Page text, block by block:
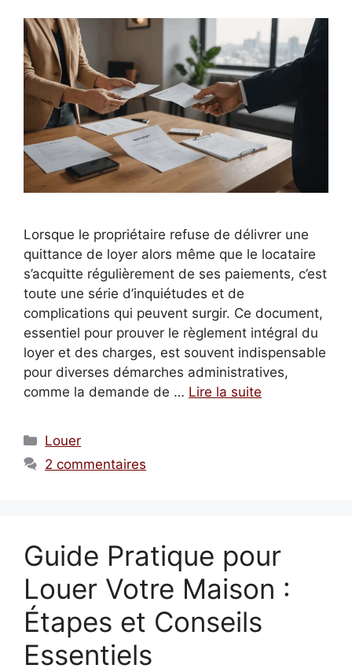
Lorsque le propriétaire refuse de délivrer une
quittance de loyer alors même que le locataire
s’acquitte régulièrement de ses paiements, c’est
toute une série d’inquiétudes et de
complications qui peuvent surgir. Ce document,
essentiel pour prouver le règlement intégral du
loyer et des charges, est souvent indispensable
pour diverses démarches administratives,
comme la demande de … Lire la suite
Catégories
Louer
2 commentaires
Guide Pratique pour
Louer Votre Maison :
Étapes et Conseils
Essentiels